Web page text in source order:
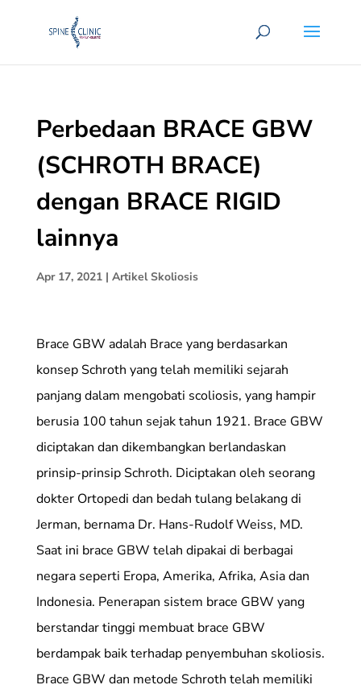
Perbedaan BRACE GBW
(SCHROTH BRACE)
dengan BRACE RIGID
lainnya
Apr 17, 2021| Artikel Skoliosis
Brace GBW adalah Brace yang berdasarkan
konsep Schroth yang telah memiliki sejarah
panjang dalam mengobati scoliosis, yang hampir
berusia 100 tahun sejak tahun 1921. Brace GBW
diciptakan dan dikembangkan berlandaskan
prinsip-prinsip Schroth. Diciptakan oleh seorang
dokter Ortopedi dan bedah tulang belakang di
Jerman, bernama Dr. Hans-Rudolf Weiss, MD.
Saat ini brace GBW telah dipakai di berbagai
negara seperti Eropa, Amerika, Afrika, Asia dan
Indonesia. Penerapan sistem brace GBW yang
berstandar tinggi membuat brace GBW
berdampak baik terhadap penyembuhan skoliosis.
Brace GBW dan metode Schroth telah memiliki